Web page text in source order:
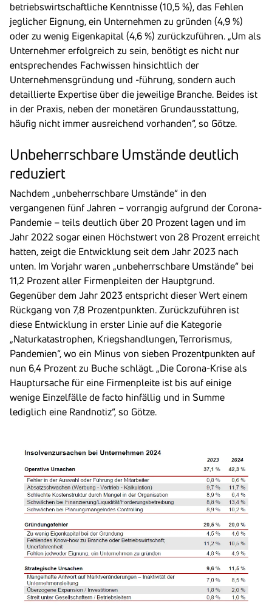
betriebswirtschaftliche Kenntnisse (10,5 %), das Fehlen
jeglicher Eignung, ein Unternehmen zu gründen (4,9 %)
oder zu wenig Eigenkapital (4,6 %) zurückzuführen. „Um als
Unternehmer erfolgreich zu sein, benötigt es nicht nur
entsprechendes Fachwissen hinsichtlich der
Unternehmensgründung und -führung, sondern auch
detaillierte Expertise über die jeweilige Branche. Beides ist
in der Praxis, neben der monetären Grundausstattung,
häufig nicht immer ausreichend vorhanden“, so Götze.
Unbe­herrsch­bare Umstände deut­lich
redu­ziert
Nachdem „unbeherrschbare Umstände“ in den
vergangenen fünf Jahren – vorrangig aufgrund der Corona-
Pandemie – teils deutlich über 20 Prozent lagen und im
Jahr 2022 sogar einen Höchstwert von 28 Prozent erreicht
hatten, zeigt die Entwicklung seit dem Jahr 2023 nach
unten. Im Vorjahr waren „unbeherrschbare Umstände“ bei
11,2 Prozent aller Firmenpleiten der Hauptgrund.
Gegenüber dem Jahr 2023 entspricht dieser Wert einem
Rückgang von 7,8 Prozentpunkten. Zurückzuführen ist
diese Entwicklung in erster Linie auf die Kategorie
„Naturkatastrophen, Kriegshandlungen, Terrorismus,
Pandemien“, wo ein Minus von sieben Prozentpunkten auf
nun 6,4 Prozent zu Buche schlägt. „Die Corona-Krise als
Hauptursache für eine Firmenpleite ist bis auf einige
wenige Einzelfälle de facto hinfällig und in Summe
lediglich eine Randnotiz“, so Götze.